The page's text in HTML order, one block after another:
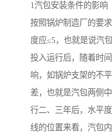
1汽包安装条件的影响
按照锅炉制造厂的要
度应≤5，也就是说汽
投入运行后，随着时
响，如锅炉支架的不
差，也就是汽包两侧
行二、三年后，水平
线的位置来看，汽包